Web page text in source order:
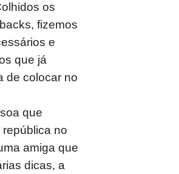
os
fizemos
e
que já
de colocar no
que
no
amiga que
dicas, a